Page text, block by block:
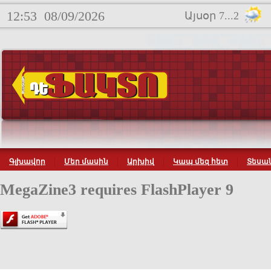
12:53 08/09/2026 Այսօր 7...2
Գլխավոր Մեր մասին Արխիվ Կապ մեզ հետ
MegaZine3 requires FlashPlayer 9